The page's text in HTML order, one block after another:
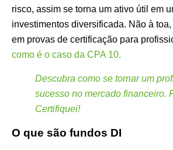
risco, assim se torna um ativo útil em
investimentos diversificada. Não à
em provas de certificação para
como é o caso da CPA 10.
Descubra como se tornar um
sucesso no mercado financeiro.
Certifiquei!
O que são fundos DI